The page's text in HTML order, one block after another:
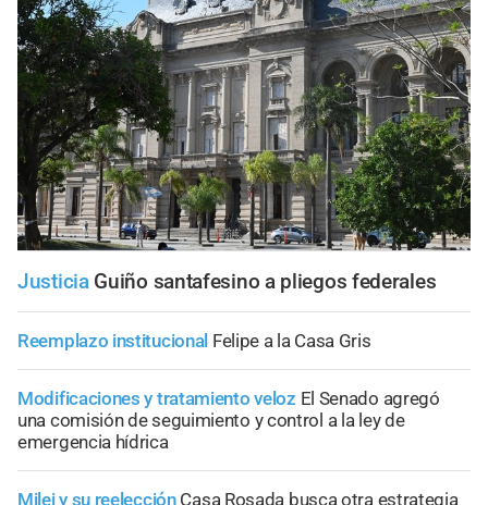
Justicia Guiño santafesino a pliegos federales
Reemplazo institucional Felipe a la Casa Gris
Modificaciones y tratamiento veloz El Senado agregó
una comisión de seguimiento y control a la ley de
emergencia hídrica
Milei y su reelección Casa Rosada busca otra estrategia